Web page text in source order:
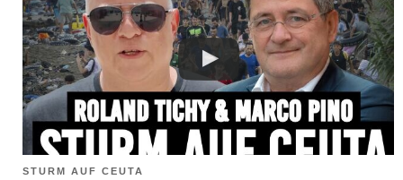
STURM AUF CEUTA